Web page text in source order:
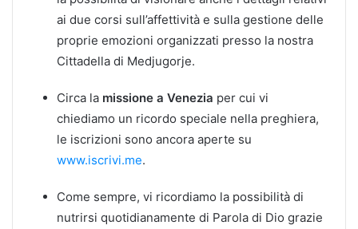
ai due corsi sull’affettività e sulla gestione delle
proprie emozioni organizzati presso la nostra
Cittadella di Medjugorje.
Circa la missione a Venezia per cui vi
chiediamo un ricordo speciale nella preghiera,
le iscrizioni sono ancora aperte su
www.iscrivi.me.
Come sempre, vi ricordiamo la possibilità di
nutrirsi quotidianamente di Parola di Dio grazie